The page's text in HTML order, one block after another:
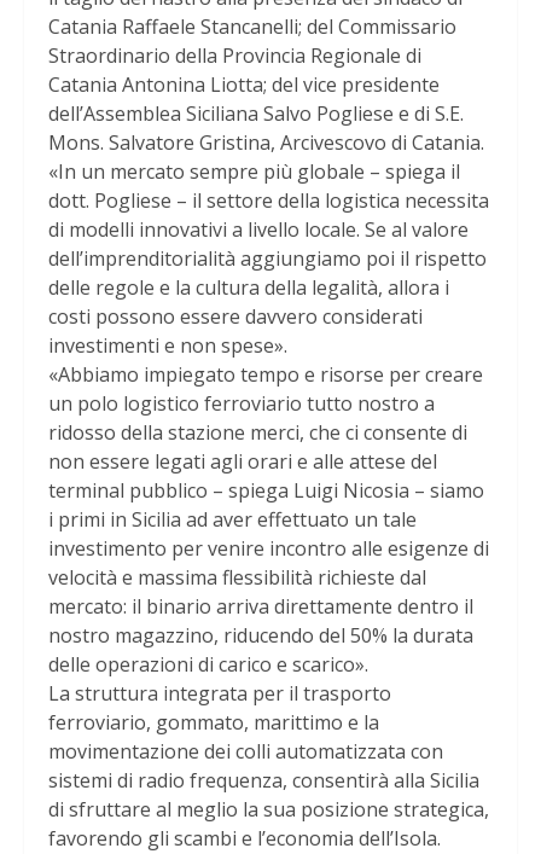
Catania Raffaele Stancanelli; del Commissario
Straordinario della Provincia Regionale di
Catania Antonina Liotta; del vice presidente
dell’Assemblea Siciliana Salvo Pogliese e di S.E.
Mons. Salvatore Gristina, Arcivescovo di Catania.
«In un mercato sempre più globale – spiega il
dott. Pogliese – il settore della logistica necessita
di modelli innovativi a livello locale. Se al valore
dell’imprenditorialità aggiungiamo poi il rispetto
delle regole e la cultura della legalità, allora i
costi possono essere davvero considerati
investimenti e non spese».
«Abbiamo impiegato tempo e risorse per creare
un polo logistico ferroviario tutto nostro a
ridosso della stazione merci, che ci consente di
non essere legati agli orari e alle attese del
terminal pubblico – spiega Luigi Nicosia – siamo
i primi in Sicilia ad aver effettuato un tale
investimento per venire incontro alle esigenze di
velocità e massima flessibilità richieste dal
mercato: il binario arriva direttamente dentro il
nostro magazzino, riducendo del 50% la durata
delle operazioni di carico e scarico».
La struttura integrata per il trasporto
ferroviario, gommato, marittimo e la
movimentazione dei colli automatizzata con
sistemi di radio frequenza, consentirà alla Sicilia
di sfruttare al meglio la sua posizione strategica,
favorendo gli scambi e l’economia dell’Isola.